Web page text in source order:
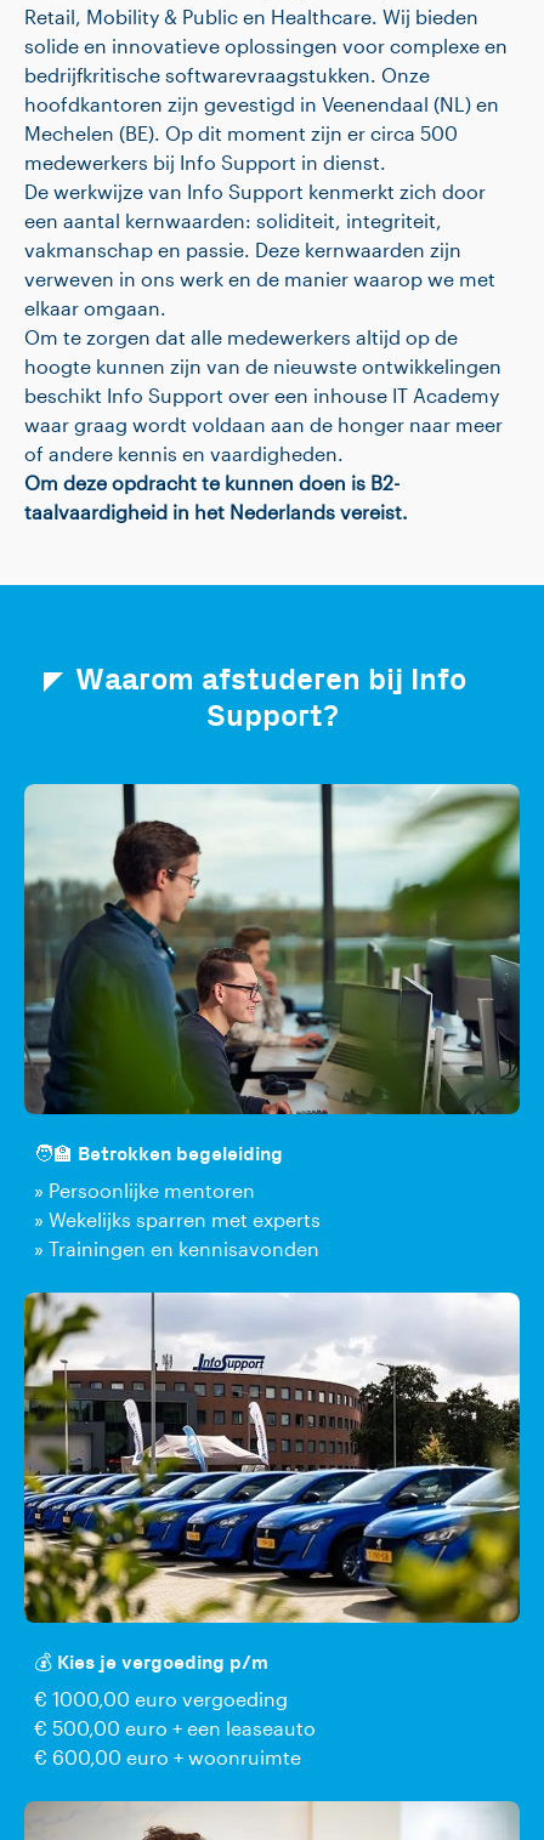
Retail, Mobility & Public en Healthcare. Wij bieden
solide en innovatieve oplossingen voor complexe en
bedrijfkritische softwarevraagstukken. Onze
hoofdkantoren zijn gevestigd in Veenendaal (NL) en
Mechelen (BE). Op dit moment zijn er circa 500
medewerkers bij Info Support in dienst.
De werkwijze van Info Support kenmerkt zich door
een aantal kernwaarden: soliditeit, integriteit,
vakmanschap en passie. Deze kernwaarden zijn
verweven in ons werk en de manier waarop we met
elkaar omgaan.
Om te zorgen dat alle medewerkers altijd op de
hoogte kunnen zijn van de nieuwste ontwikkelingen
beschikt Info Support over een inhouse IT Academy
waar graag wordt voldaan aan de honger naar meer
of andere kennis en vaardigheden.
Om deze opdracht te kunnen doen is B2-
taalvaardigheid in het Nederlands vereist.
Waarom afstuderen bij Info
Support?
🧑‍🏫 Betrokken begeleiding
» Persoonlijke mentoren
» Wekelijks sparren met experts
» Trainingen en kennisavonden
💰 Kies je vergoeding p/m
€ 1000,00 euro vergoeding
€ 500,00 euro + een leaseauto
€ 600,00 euro + woonruimte